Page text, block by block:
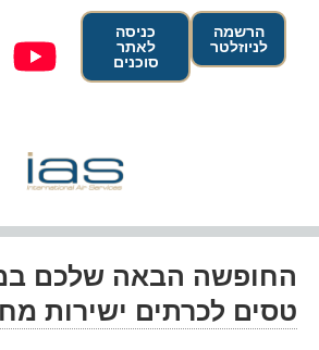
הרשמה
לניוזלטר
כניסה
לאתר
סוכנים
החופשה הבאה שלכם
טסים לכרתים ישירות